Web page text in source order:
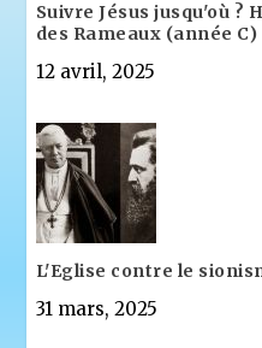
Suivre Jésus jusqu'où ?
des Rameaux (année C)
12 avril, 2025
L'Eglise contre le
31 mars, 2025